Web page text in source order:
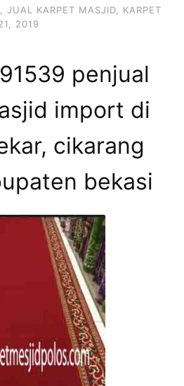
JUAL KARPET MASJID
KARPET
2019
penjual
import di
cikarang
bekasi